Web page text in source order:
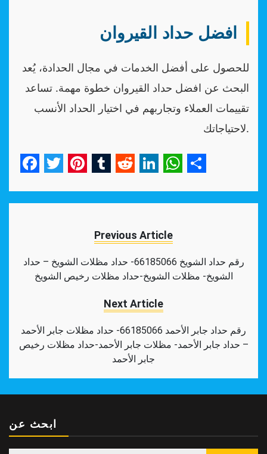
افضل حداد القيروان
للحصول على أفضل الخدمات في مجال الحدادة، يُعد
البحث عن افضل حداد القيروان خطوة مهمة. تساعد
تقييمات العملاء وتجاربهم في اختيار الحداد الأنسب
لاحتياجاتك.
Previous Article
رقم حداد الشويخ 66185066- حداد مظلات الشويخ – حداد
الشويخ- مظلات الشويخ-حداد مظلات رخيص الشويخ
Next Article
رقم حداد جابر الأحمد 66185066- حداد مظلات جابر الأحمد
– حداد جابر الأحمد- مظلات جابر الأحمد-حداد مظلات رخيص
جابر الأحمد
ابحث عن